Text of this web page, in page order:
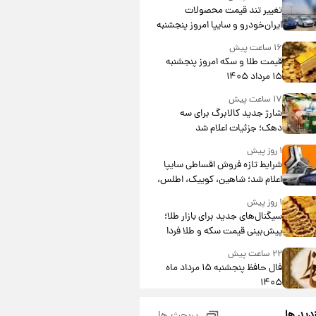
تغییر تند قیمت محصولات
ایران‌خودرو و سایپا امروز پنجشنبه
۱۵ مرداد ۱۴۰۵ +جدول
۱۶ ساعت پیش
قیمت طلا و سکه امروز پنجشنبه
۱۵ مرداد ۱۴۰۵
۱۷ ساعت پیش
شارژ جدید کالابرگ برای سه
دهک؛ جزئیات اعلام شد
۱ روز پیش
شرایط تازه فروش اقساطی سایپا
اعلام شد؛ شاهین، کوییک، اطلس،
سهند و ساینا با اقساط بلندمدت +
جدول۱ روز پیش
سیگنال‌های جدید برای بازار طلا؛
پیش‌بینی قیمت سکه و طلا فردا
۲۲ ساعت پیش
فال حافظ پنجشنبه ۱۵ مرداد ماه
۱۴۰۵